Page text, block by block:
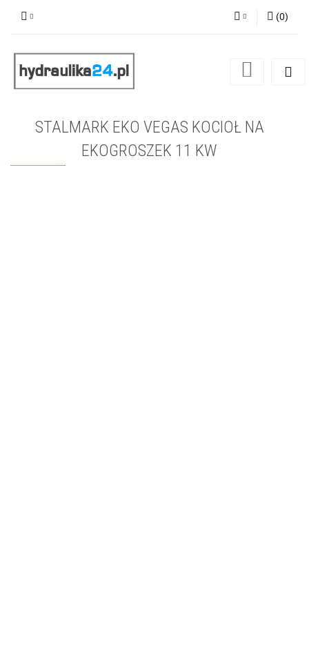
Zarejestruj się
(0)
STALMARK EKO VEGAS KOCIOŁ NA
EKOGROSZEK 11 KW